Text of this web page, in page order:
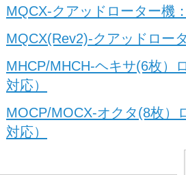
MQCX-クアッドローター機
MQCX(Rev2)-クアッドロー
MHCP/MHCH-ヘキサ(6枚）
対応）
MOCP/MOCX-オクタ(8枚）
対応）